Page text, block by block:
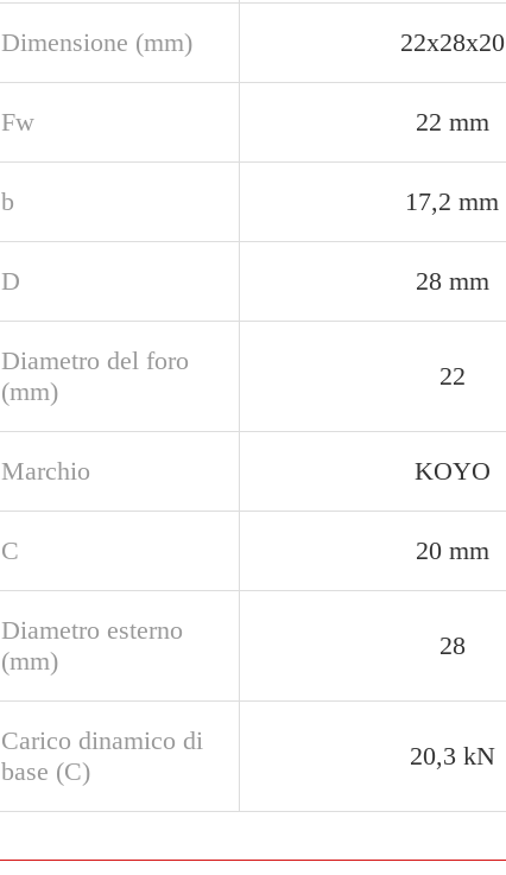
Dimensione (mm) 22x28x20
Fw 22 mm
b 17,2 mm
D 28 mm
Diametro del foro
(mm)
22
Marchio KOYO
C 20 mm
Diametro esterno
(mm)
28
Carico dinamico di
base (C)
20,3 kN